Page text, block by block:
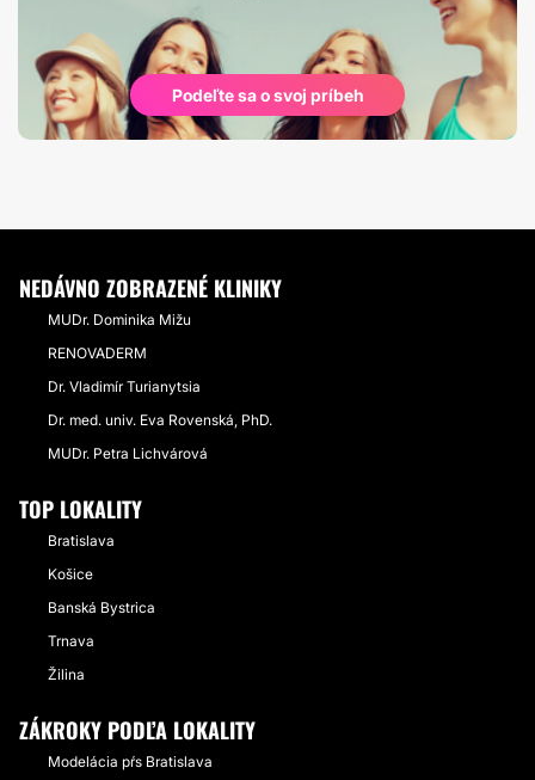
Podeľte sa o svoj príbeh
NEDÁVNO ZOBRAZENÉ KLINIKY
MUDr. Dominika Mižu
RENOVADERM
Dr. Vladimír Turianytsia
Dr. med. univ. Eva Rovenská, PhD.
MUDr. Petra Lichvárová
TOP LOKALITY
Bratislava
Košice
Banská Bystrica
Trnava
Žilina
ZÁKROKY PODĽA LOKALITY
Modelácia pŕs Bratislava